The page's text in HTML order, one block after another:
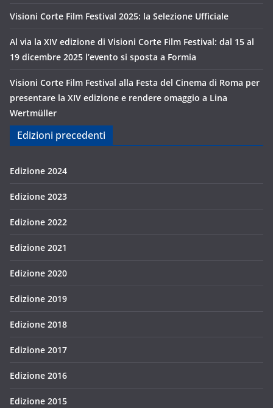
Visioni Corte Film Festival 2025: la Selezione Ufficiale
Al via la XIV edizione di Visioni Corte Film Festival: dal 15 al
19 dicembre 2025 l’evento si sposta a Formia
Visioni Corte Film Festival alla Festa del Cinema di Roma per
presentare la XIV edizione e rendere omaggio a Lina
Wertmüller
Edizioni precedenti
Edizione 2024
Edizione 2023
Edizione 2022
Edizione 2021
Edizione 2020
Edizione 2019
Edizione 2018
Edizione 2017
Edizione 2016
Edizione 2015